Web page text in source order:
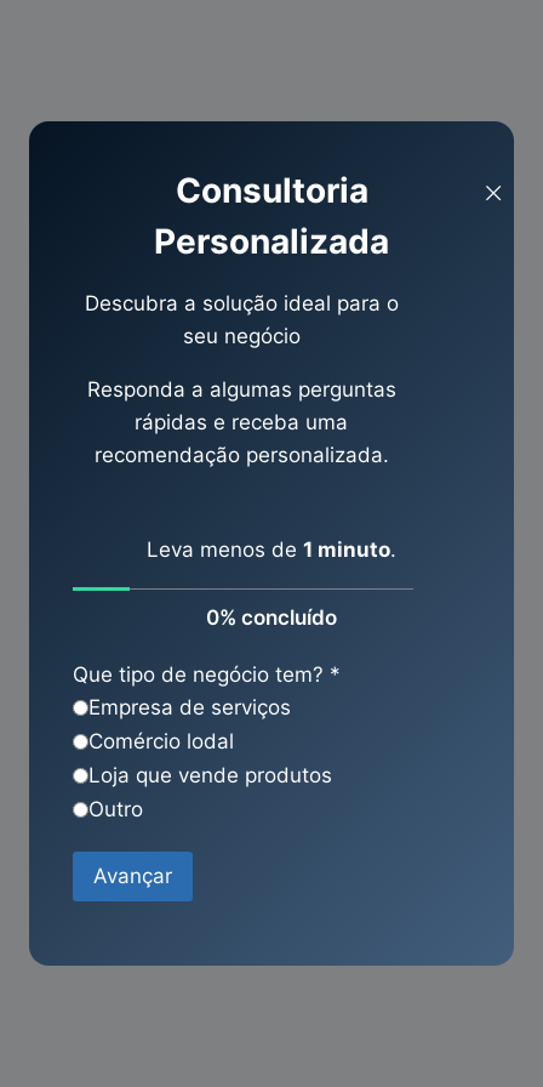
Consultoria
Personalizada
Descubra a solução ideal para o
seu negócio
Responda a algumas perguntas
rápidas e receba uma
recomendação personalizada.
Leva menos de 1 minuto.
0% concluído
Que tipo de negócio tem? *
Empresa de serviços
Comércio lodal
Loja que vende produtos
Outro
Avançar